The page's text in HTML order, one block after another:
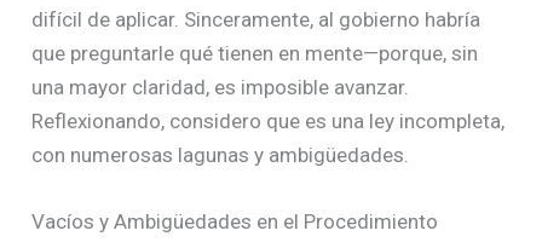
difícil de aplicar. Sinceramente, al gobierno habría
que preguntarle qué tienen en mente—porque, sin
una mayor claridad, es imposible avanzar.
Reflexionando, considero que es una ley incompleta,
con numerosas lagunas y ambigüedades.
Vacíos y Ambigüedades en el Procedimiento